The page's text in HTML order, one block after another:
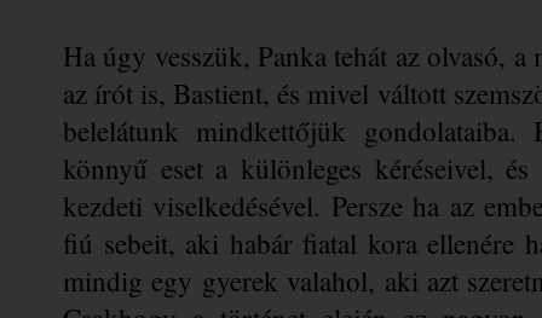
Ha úgy vesszük, Panka tehát az olvasó,
az írót is, Bastient, és mivel váltott
belelátunk mindkettőjük gondolataiba.
könnyű eset a különleges kéréseivel,
kezdeti viselkedésével. Persze ha az
fiú sebeit, aki habár fiatal kora ellenére
mindig egy gyerek valahol, aki azt